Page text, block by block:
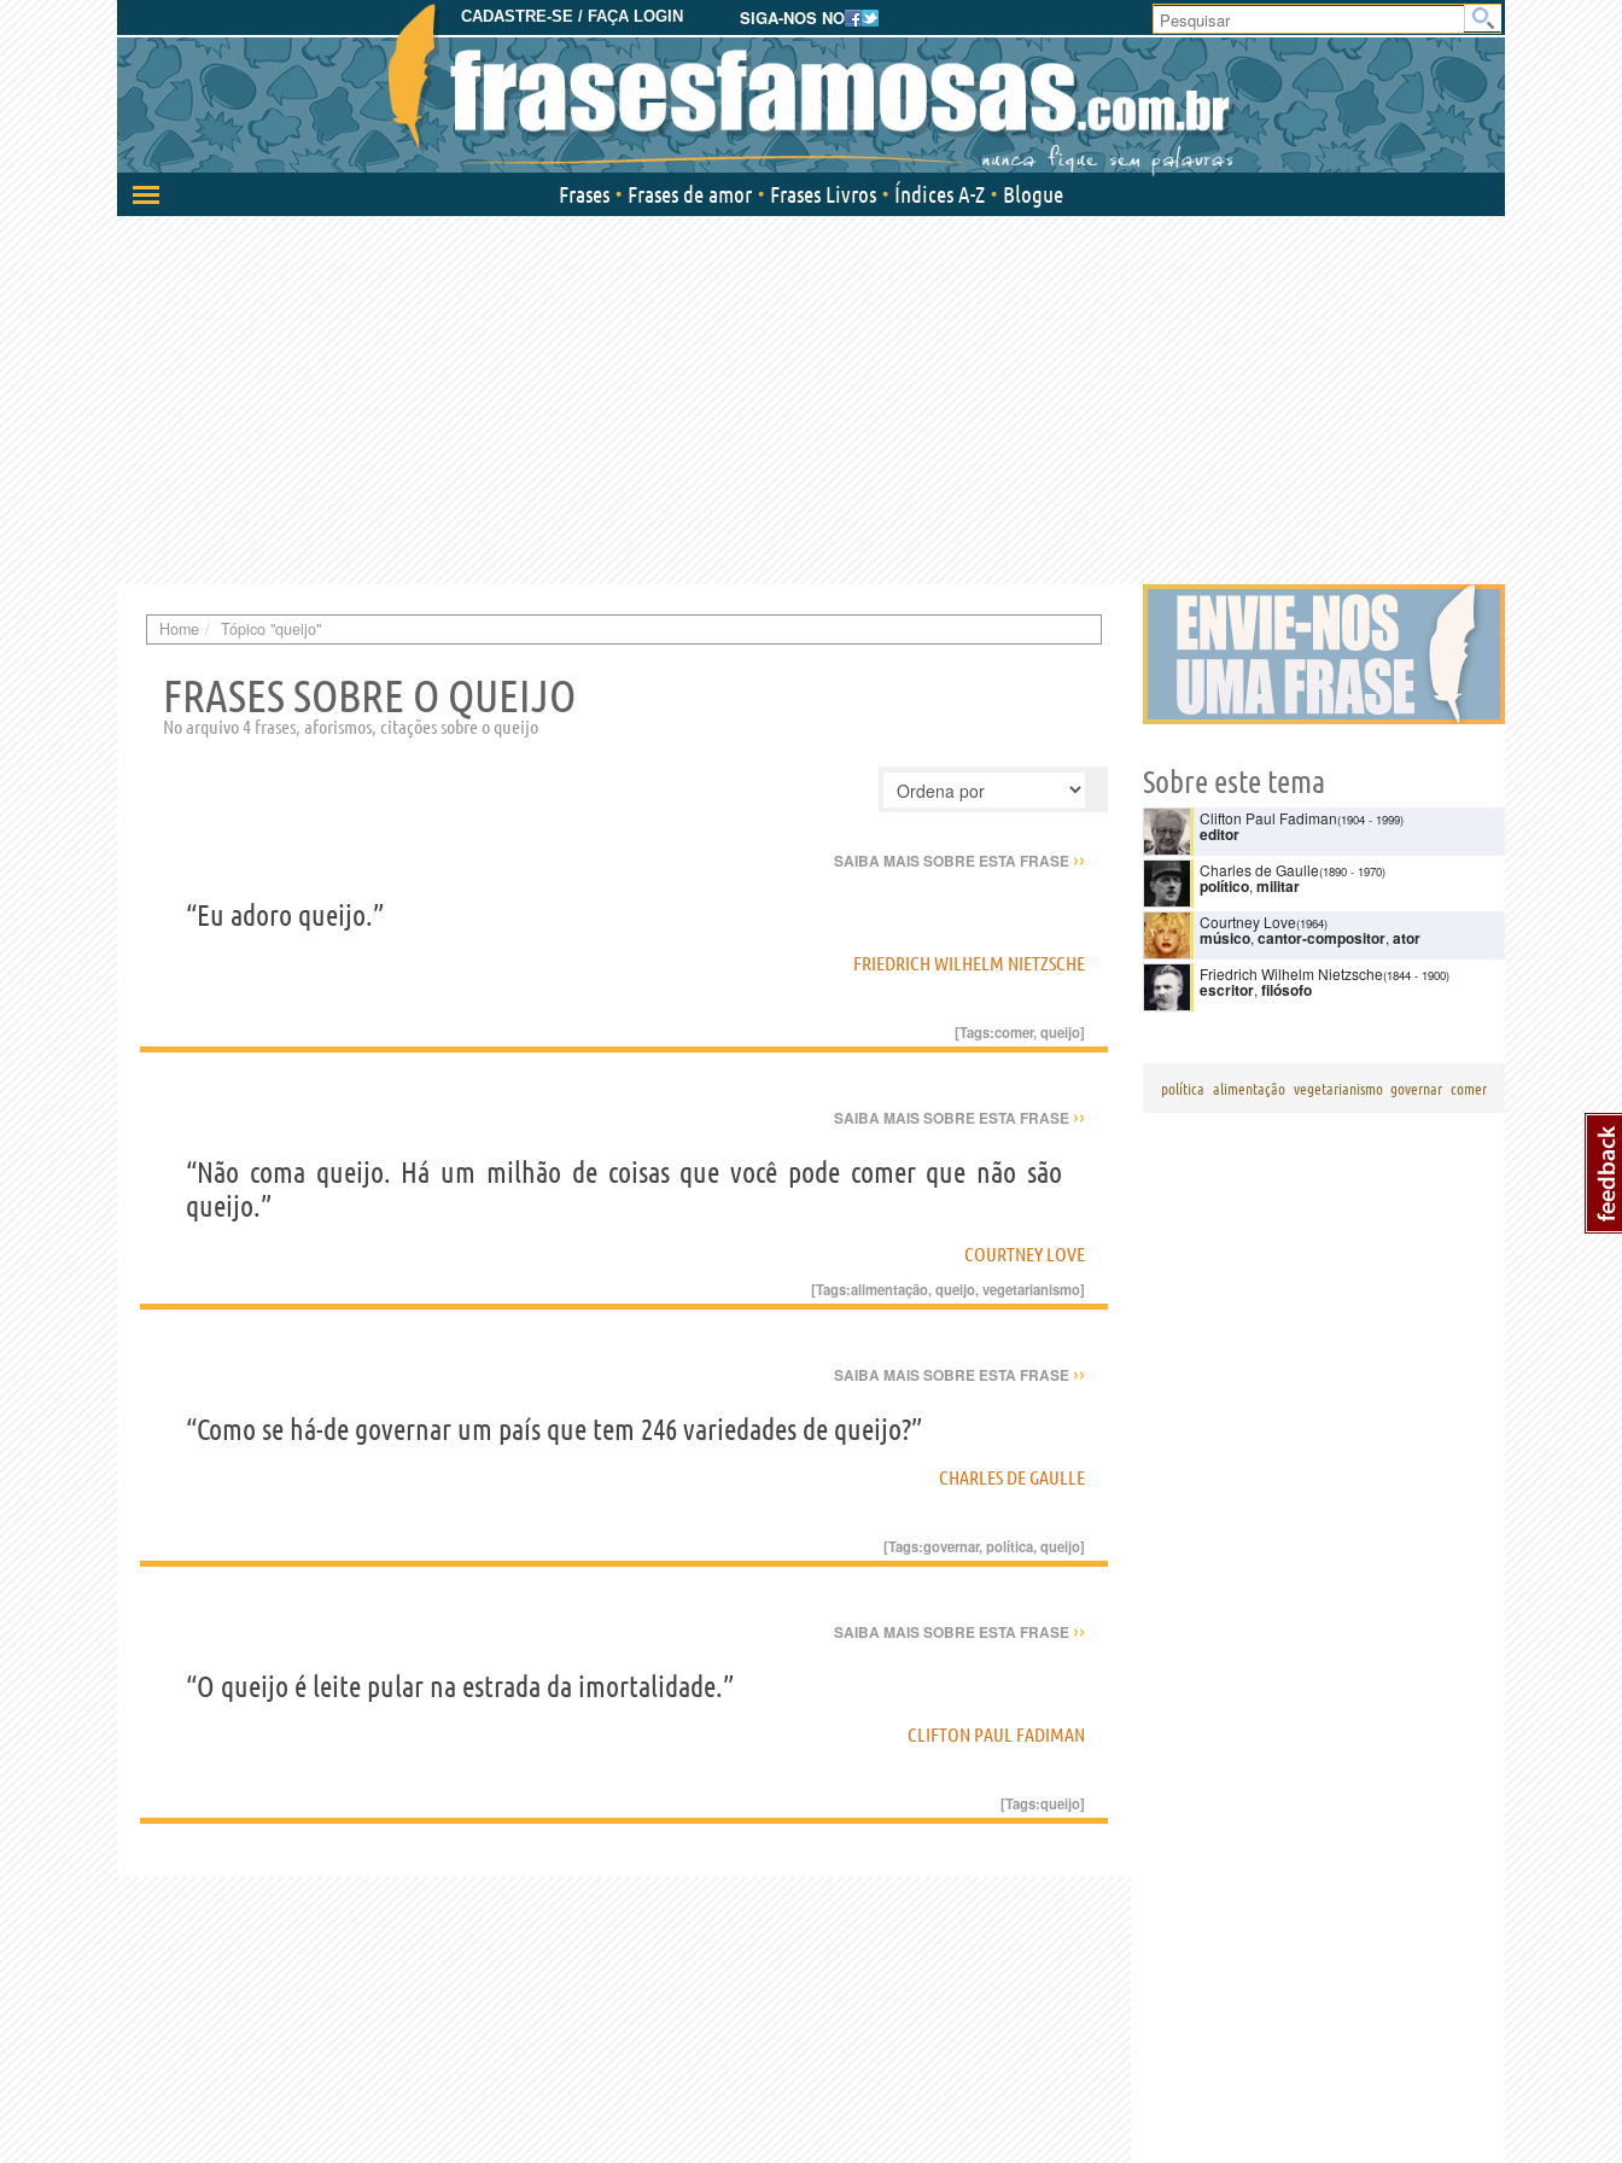
SIGA-NOS NO
CADASTRE-SE / FAÇA LOGIN
Ativar/desativar
a
Área
do
Usuário
Frases Frases de amor Frases Livros Índices A-Z Blogue
Home Tópico "queijo"
FRASES SOBRE O QUEIJO
No arquivo 4 frases, aforismos, citações sobre o queijo
SAIBA MAIS SOBRE ESTA FRASE ››
“Eu adoro queijo.”
FRIEDRICH WILHELM NIETZSCHE
[Tags:comer,queijo]
SAIBA MAIS SOBRE ESTA FRASE ››
“Não coma queijo. Há um milhão de coisas que você pode comer que não são
queijo.”
COURTNEY LOVE
[Tags:alimentação,queijo,vegetarianismo]
SAIBA MAIS SOBRE ESTA FRASE ››
“Como se há-de governar um país que tem 246 variedades de queijo?”
CHARLES DE GAULLE
[Tags:governar,política,queijo]
SAIBA MAIS SOBRE ESTA FRASE ››
“O queijo é leite pular na estrada da imortalidade.”
CLIFTON PAUL FADIMAN
[Tags:queijo]
Sobre este tema
Clifton Paul Fadiman(1904 - 1999)
editor
Charles de Gaulle(1890 - 1970)
político, militar
Courtney Love(1964)
músico,cantor-compositor, ator
Friedrich Wilhelm Nietzsche(1844 - 1900)
escritor, filósofo
política alimentação vegetarianismo governar comer